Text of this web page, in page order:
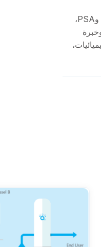
تأسست شركة PKU Pioneer في عام 1999، وتتخصص في تقنيات فصل الغاز VPSA وPSA،